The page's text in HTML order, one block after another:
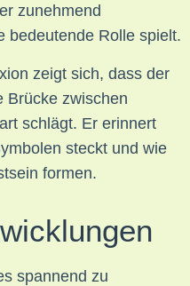
zunehmend
bedeutende Rolle spielt.
zeigt sich, dass der
Brücke zwischen
schlägt. Er erinnert
steckt und wie
formen.
spannend zu